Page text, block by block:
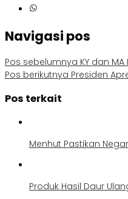
Navigasi pos
Pos sebelumnya KY dan
Pos berikutnya Presiden
Pos terkait
Menhut Pastikan
Produk Hasil Daur